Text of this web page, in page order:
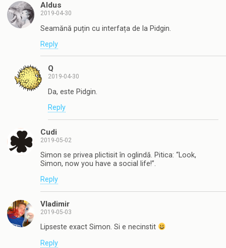
Aldus
2019-04-30
Seamănă puțin cu interfața de la Pidgin.
Reply
Q
2019-04-30
Da, este Pidgin.
Reply
Cudi
2019-05-02
Simon se privea plictisit în oglindă. Pitica: “Look,
Simon, now you have a social life!”.
Reply
Vladimir
2019-05-03
Lipseste exact Simon. Si e necinstit
Reply